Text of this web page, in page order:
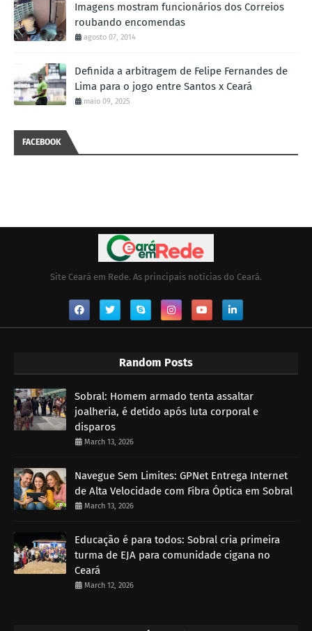
Imagens mostram funcionários dos Correios
roubando encomendas
agosto 07, 2014
Definida a arbitragem de Felipe Fernandes de
Lima para o jogo entre Santos x Ceará
maio 09, 2025
FACEBOOK
Site Ceará em Rede. As principais notícias do Ceará.
Random Posts
Sobral: Homem armado tenta assaltar
joalheria, é detido após luta corporal e
disparos
March 13, 2026
Navegue Sem Limites: GPNet Entrega Internet
de Alta Velocidade com Fibra Óptica em Sobral
March 13, 2026
Educação é para todos: Sobral cria primeira
turma de EJA para comunidade cigana no
Ceará
March 12, 2026